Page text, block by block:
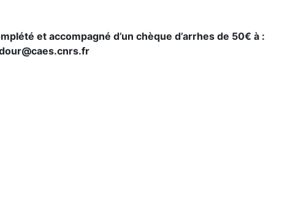
et accompagné d’un chèque d’arrhes de 50€ à :